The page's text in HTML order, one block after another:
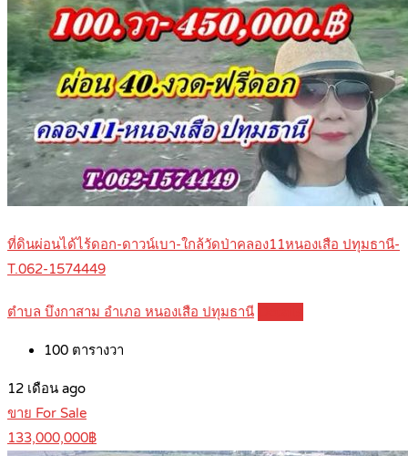
ที่ดินผ่อนได้ไร้ดอก-ดาวน์เบา-ใกล้วัดป่าคลอง11หนองเสือ ปทุมธานี-
T.062-1574449
ตำบล บึงกาสาม อำเภอ หนองเสือ ปทุมธานี
100 ตารางวา
12 เดือน ago
ขาย For Sale
133,000,000฿